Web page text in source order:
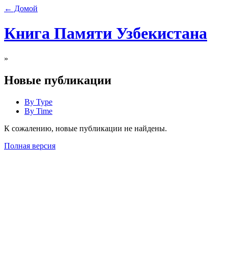
← Домой
Книга Памяти Узбекистана
»
Новые публикации
By Type
By Time
К сожалению, новые публикации не найдены.
Полная версия